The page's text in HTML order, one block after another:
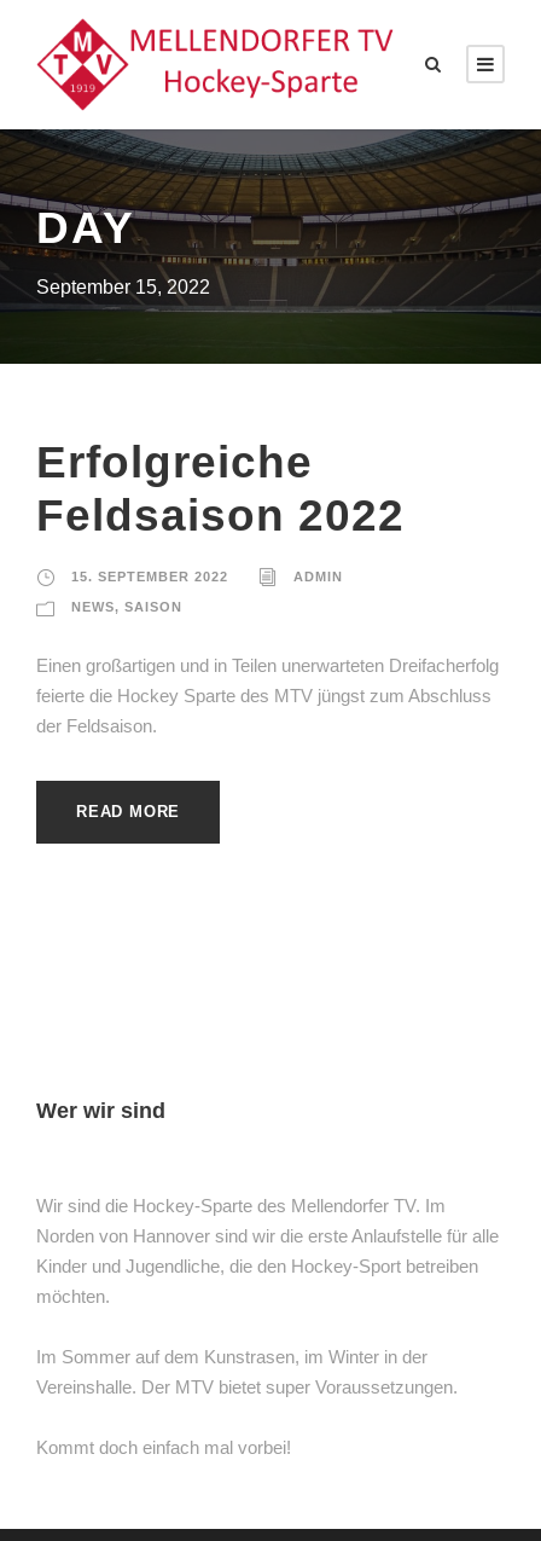
DAY
September 15, 2022
Erfolgreiche
Feldsaison 2022
15. SEPTEMBER 2022 ADMIN
NEWS, SAISON
Einen großartigen und in Teilen unerwarteten Dreifacherfolg
feierte die Hockey Sparte des MTV jüngst zum Abschluss
der Feldsaison.
READ MORE
Wer wir sind
Wir sind die Hockey-Sparte des Mellendorfer TV. Im
Norden von Hannover sind wir die erste Anlaufstelle für alle
Kinder und Jugendliche, die den Hockey-Sport betreiben
möchten.
Im Sommer auf dem Kunstrasen, im Winter in der
Vereinshalle. Der MTV bietet super Voraussetzungen.
Kommt doch einfach mal vorbei!